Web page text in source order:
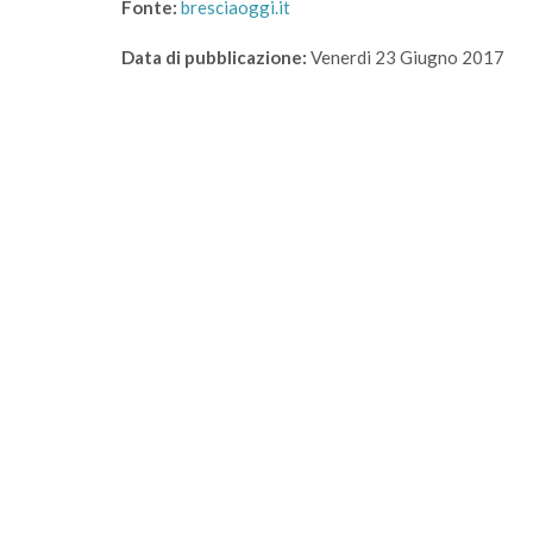
Fonte: bresciaoggi.it
Data di pubblicazione: Venerdi 23 Giugno 2017